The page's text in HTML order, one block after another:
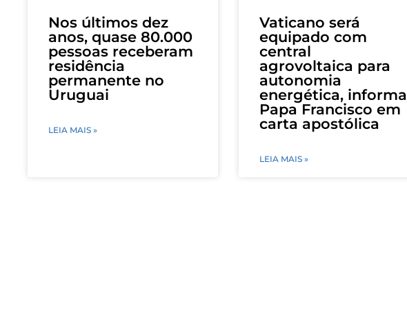
Nos últimos dez
anos, quase 80.000
pessoas receberam
residência
permanente no
Uruguai
LEIA MAIS »
Vaticano será
equipado com
central
agrovoltaica para
autonomia
energética, informa
Papa Francisco em
carta apostólica
LEIA MAIS »